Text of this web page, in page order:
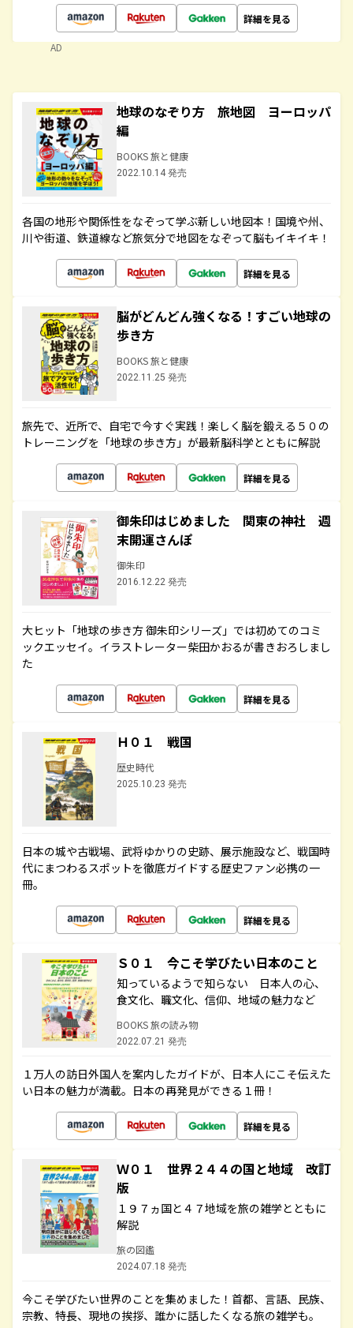
詳細を見る
AD
地球のなぞり方 旅地図 ヨーロッパ
編
BOOKS 旅と健康
2022.10.14 発売
各国の地形や関係性をなぞって学ぶ新しい地図本！国境や州、
川や街道、鉄道線など旅気分で地図をなぞって脳もイキイキ！
詳細を見る
脳がどんどん強くなる！すごい地球の
歩き方
BOOKS 旅と健康
2022.11.25 発売
旅先で、近所で、自宅で今すぐ実践！楽しく脳を鍛える５０の
トレーニングを「地球の歩き方」が最新脳科学とともに解説
詳細を見る
御朱印はじめました 関東の神社 週
末開運さんぽ
御朱印
2016.12.22 発売
大ヒット「地球の歩き方 御朱印シリーズ」では初めてのコミ
ックエッセイ。イラストレーター柴田かおるが書きおろしまし
た
詳細を見る
Ｈ０１ 戦国
歴史時代
2025.10.23 発売
日本の城や古戦場、武将ゆかりの史跡、展示施設など、戦国時
代にまつわるスポットを徹底ガイドする歴史ファン必携の一
冊。
詳細を見る
Ｓ０１ 今こそ学びたい日本のこと
知っているようで知らない 日本人の心、
食文化、職文化、信仰、地域の魅力など
BOOKS 旅の読み物
2022.07.21 発売
１万人の訪日外国人を案内したガイドが、日本人にこそ伝えた
い日本の魅力が満載。日本の再発見ができる１冊！
詳細を見る
Ｗ０１ 世界２４４の国と地域 改訂
版
１９７ヵ国と４７地域を旅の雑学とともに
解説
旅の図鑑
2024.07.18 発売
今こそ学びたい世界のことを集めました！首都、言語、民族、
宗教、特長、現地の挨拶、誰かに話したくなる旅の雑学も。